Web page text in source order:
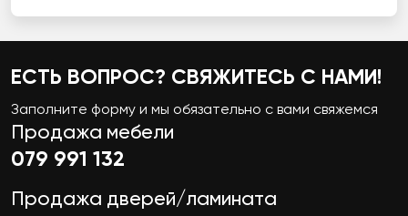
ЕСТЬ ВОПРОС? СВЯЖИТЕСЬ С НАМИ!
Заполните форму и мы обязательно с вами свяжемся
Продажа мебели
079 991 132
Продажа дверей/ламината